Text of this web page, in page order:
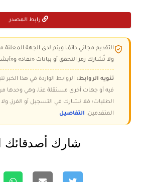
رابط المصدر
التقديم مجاني دائمًا ويتم لدى الجهة المعلنة
ولا تُشارك رمز التحقق أو بيانات «نفاذ»
تنويه الروابط: الروابط الواردة في هذا
فيه أو جهات أخرى مستقلة عنا، وهي وحدها
الطلبات؛ فلا نشارك في التسجيل أو الفرز،
المتقدمين. التفاصيل
شارك أصدقائك